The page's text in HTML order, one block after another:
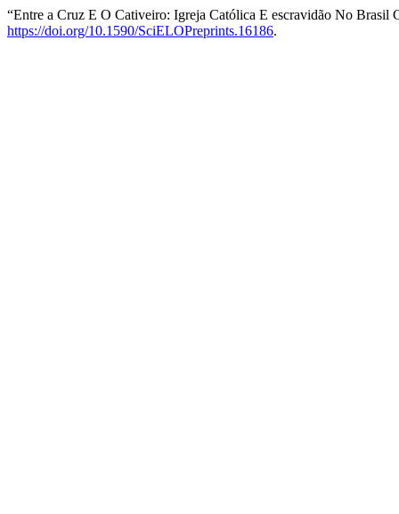
“Entre a Cruz E O Cativeiro: Igreja Católica E escravidão No Brasil
https://doi.org/10.1590/SciELOPreprints.16186.